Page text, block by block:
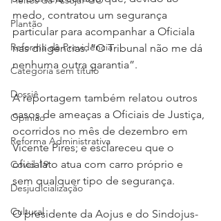
Plantão
Reforma da Previdência
Categoria sem título
Dossiê
Opinião
Reforma Administrativa
Covid-19
Desjudicialização
Cultural
medo, contratou um segurança
particular para acompanhar a Oficiala
nas diligências. “O Tribunal não me dá
nenhuma outra garantia”.
A reportagem também relatou outros
casos de ameaças a Oficiais de Justiça,
ocorridos no mês de dezembro em
Vicente Pires; e esclareceu que o
oficialato atua com carro próprio e
sem qualquer tipo de segurança.
O presidente da Aojus e do Sindojus-